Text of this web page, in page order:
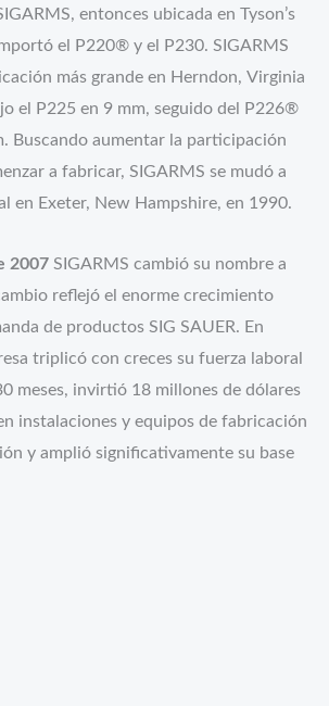
entonces ubicada en Tyson’s
el P220® y el P230. SIGARMS
más grande en Herndon, Virginia
el P225 en 9 mm, seguido del P226®
Buscando aumentar la participación
a fabricar, SIGARMS se mudó a
en Exeter, New Hampshire, en 1990.
2007 SIGARMS cambió su nombre a
reflejó el enorme crecimiento
de productos SIG SAUER. En
triplicó con creces su fuerza laboral
meses, invirtió 18 millones de dólares
instalaciones y equipos de fabricación
y amplió significativamente su base